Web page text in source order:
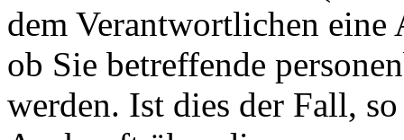
dem Verantwortlichen
ob Sie betreffende
werden. Ist dies der Fall,